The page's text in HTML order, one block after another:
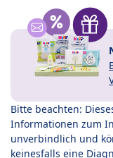
Bitte beachten:
Informationen zum
unverbindlich und
keinesfalls eine